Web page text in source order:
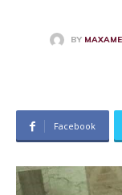
BY
Facebook